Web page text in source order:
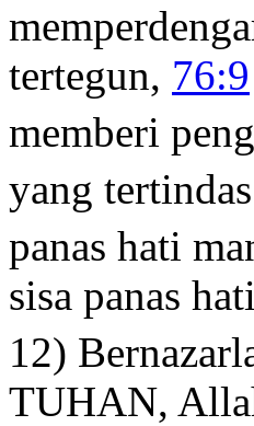
tertegun, 76:9
memberi
yang tertindas
panas hati
sisa panas
12)
TUHAN,